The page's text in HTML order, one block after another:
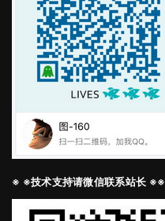
※ ※技术支持请微信联系站长 ※※